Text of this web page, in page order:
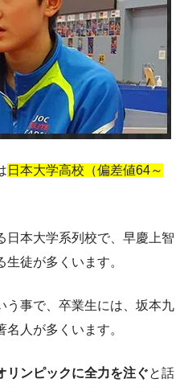
日本大学高校（偏差値64～
日本大学系列校で、早慶上智
徒が多くいます。
う事で、卒業生には、坂本九
人が多くいます。
リンピックに全力を注ぐと話